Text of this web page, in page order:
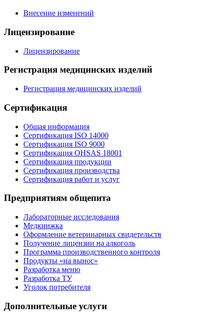
Внесение изменений
Лицензирование
Лицензирование
Регистрация медицинских изделий
Регистрация медицинских изделий
Сертификация
Общая информация
Сертификация ISO 14000
Сертификация ISO 9000
Сертификация OHSAS 18001
Сертификация продукции
Сертификация производства
Сертификация работ и услуг
Предприятиям общепита
Лабораторные исследования
Медкнижка
Оформление ветеринарных свидетельств
Получение лицензии на алкоголь
Программа производственного контроля
Продукты «на вынос»
Разработка меню
Разработка ТУ
Уголок потребителя
Дополнительные услуги